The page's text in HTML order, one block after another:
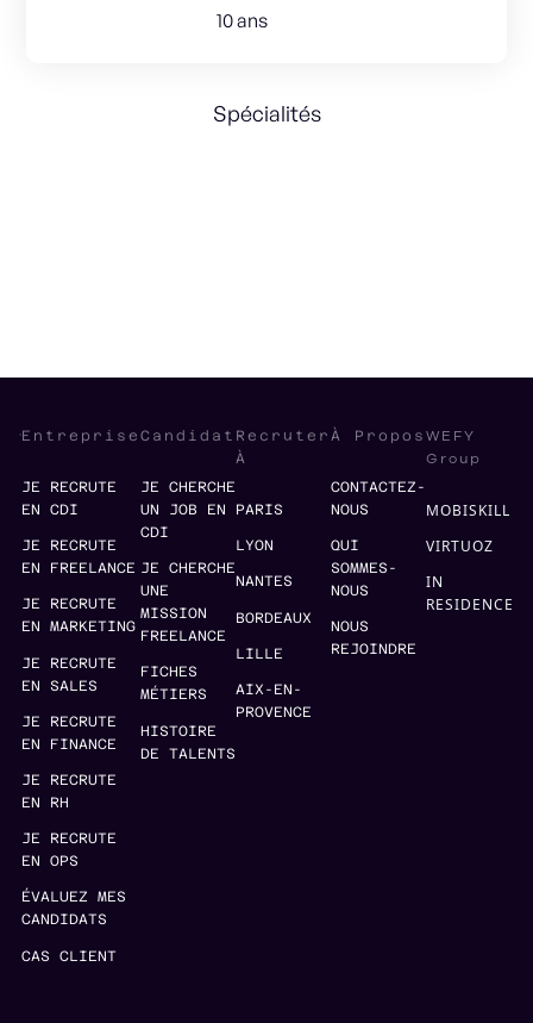
10 ans
Spécialités
Entreprise
JE RECRUTE
EN CDI
JE RECRUTE
EN FREELANCE
JE RECRUTE
EN MARKETING
JE RECRUTE
EN SALES
JE RECRUTE
EN FINANCE
JE RECRUTE
EN RH
JE RECRUTE
EN OPS
ÉVALUEZ MES
CANDIDATS
CAS CLIENT
Candidat
JE CHERCHE
UN JOB EN
CDI
JE CHERCHE
UNE
MISSION
FREELANCE
FICHES
MÉTIERS
HISTOIRE
DE TALENTS
Recruter
À
PARIS
LYON
NANTES
BORDEAUX
LILLE
AIX-EN-
PROVENCE
À Propos
CONTACTEZ-
NOUS
QUI
SOMMES-
NOUS
NOUS
REJOINDRE
WEFY
Group
MOBISKILL
VIRTUOZ
IN
RESIDENCE